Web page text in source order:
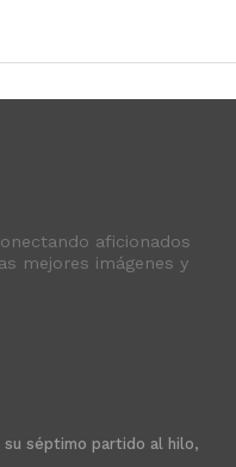
aficionados
mejores imágenes y
su séptimo partido al hilo,